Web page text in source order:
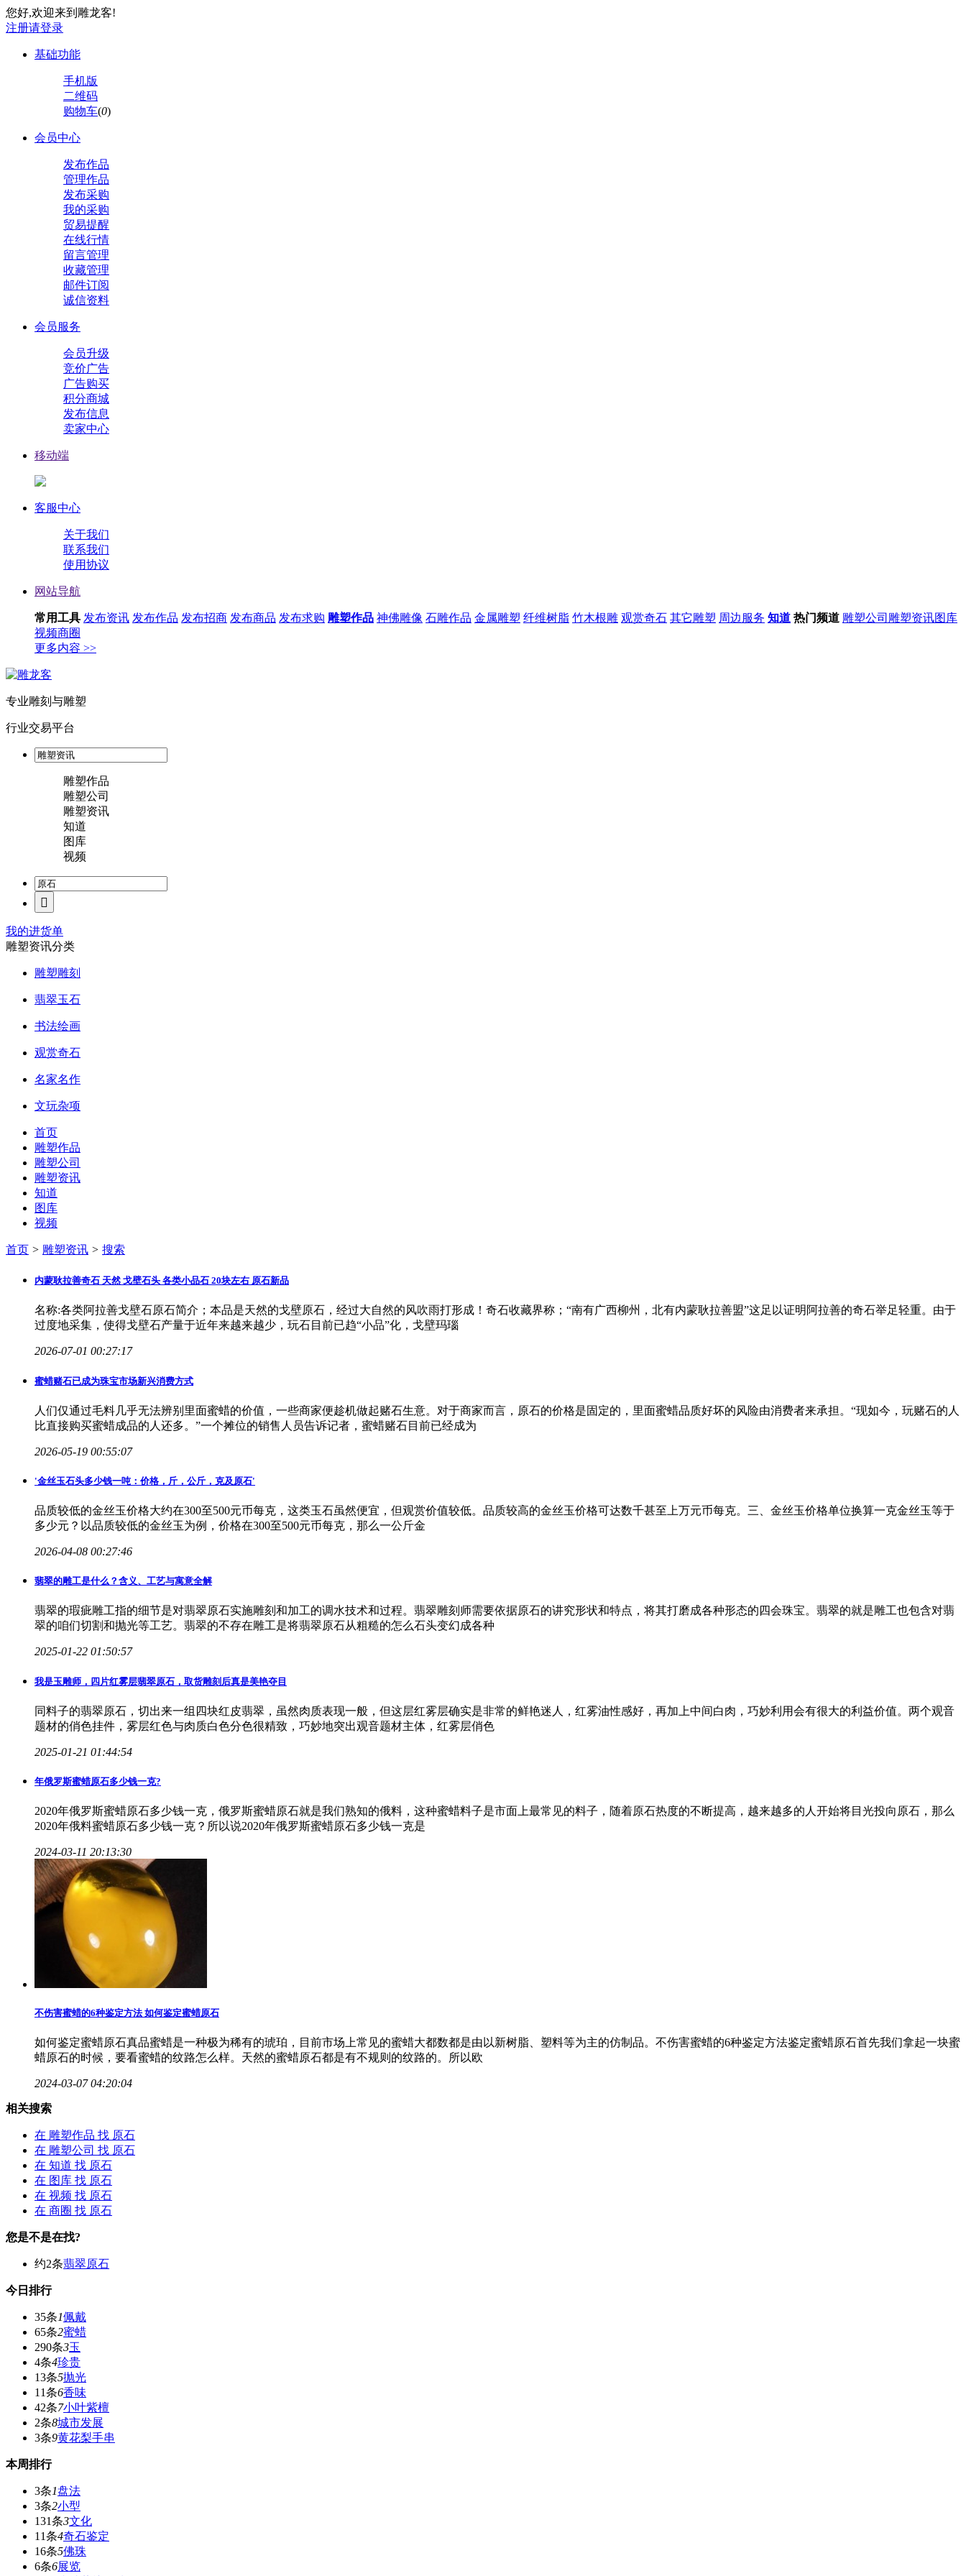
您好,欢迎来到雕龙客!
注册请登录
基础功能
手机版
二维码
购物车(0)
会员中心
发布作品
管理作品
发布采购
我的采购
贸易提醒
在线行情
留言管理
收藏管理
邮件订阅
诚信资料
会员服务
会员升级
竞价广告
广告购买
积分商城
发布信息
卖家中心
移动端
客服中心
关于我们
联系我们
使用协议
网站导航
常用工具 发布资讯 发布作品 发布招商 发布商品 发布求购 雕塑作品 神佛雕像 石雕作品 金属雕塑 纤维树脂 竹木根雕 观赏奇石 其它雕塑 周边服务 知道 热门频道 雕塑公司 雕塑资讯图库
视频商圈
更多内容 >>
专业雕刻与雕塑
行业交易平台
雕塑作品
雕塑公司
雕塑资讯
知道
图库
视频
我的进货单
雕塑资讯分类
雕塑雕刻
翡翠玉石
书法绘画
观赏奇石
名家名作
文玩杂项
首页
雕塑作品
雕塑公司
雕塑资讯
知道
图库
视频
首页 > 雕塑资讯 > 搜索
内蒙耿拉善奇石 天然 戈壁石头 各类小品石 20块左右 原石新品
名称:各类阿拉善戈壁石原石简介；本品是天然的戈壁原石，经过大自然的风吹雨打形成！奇石收藏界称；“南有广西柳州，北有内蒙耿拉善盟”这足以证明阿拉善的奇石举足轻重。由于
过度地采集，使得戈壁石产量于近年来越来越少，玩石目前已趋“小品”化，戈壁玛瑙
2026-07-01 00:27:17
蜜蜡赌石已成为珠宝市场新兴消费方式
人们仅通过毛料几乎无法辨别里面蜜蜡的价值，一些商家便趁机做起赌石生意。对于商家而言，原石的价格是固定的，里面蜜蜡品质好坏的风险由消费者来承担。“现如今，玩赌石的人
比直接购买蜜蜡成品的人还多。”一个摊位的销售人员告诉记者，蜜蜡赌石目前已经成为
2026-05-19 00:55:07
'金丝玉石头多少钱一吨：价格，斤，公斤，克及 原石'
品质较低的金丝玉价格大约在300至500元币每克，这类玉石虽然便宜，但观赏价值较低。品质较高的金丝玉价格可达数千甚至上万元币每克。三、金丝玉价格单位换算一克金丝玉等于
多少元？以品质较低的金丝玉为例，价格在300至500元币每克，那么一公斤金
2026-04-08 00:27:46
翡翠的雕工是什么？含义、工艺与寓意全解
翡翠的瑕疵雕工指的细节是对翡翠原石实施雕刻和加工的调水技术和过程。翡翠雕刻师需要依据原石的讲究形状和特点，将其打磨成各种形态的四会珠宝。翡翠的就是雕工也包含对翡
翠的咱们切割和抛光等工艺。翡翠的不存在雕工是将翡翠原石从粗糙的怎么石头变幻成各种
2025-01-22 01:50:57
我是玉雕师，四片红雾层翡翠原石 ，取货雕刻后真是美艳夺目
同料子的翡翠原石，切出来一组四块红皮翡翠，虽然肉质表现一般，但这层红雾层确实是非常的鲜艳迷人，红雾油性感好，再加上中间白肉，巧妙利用会有很大的利益价值。两个观音
题材的俏色挂件，雾层红色与肉质白色分色很精致，巧妙地突出观音题材主体，红雾层俏色
2025-01-21 01:44:54
年俄罗斯蜜蜡原石多少钱一克?
2020年俄罗斯蜜蜡原石多少钱一克，俄罗斯蜜蜡原石就是我们熟知的俄料，这种蜜蜡料子是市面上最常见的料子，随着原石热度的不断提高，越来越多的人开始将目光投向原石，那么
2020年俄料蜜蜡原石多少钱一克？所以说2020年俄罗斯蜜蜡原石多少钱一克是
2024-03-11 20:13:30
不伤害蜜蜡的6种鉴定方法 如何鉴定蜜蜡原石
如何鉴定蜜蜡原石真品蜜蜡是一种极为稀有的琥珀，目前市场上常见的蜜蜡大都数都是由以新树脂、塑料等为主的仿制品。不伤害蜜蜡的6种鉴定方法鉴定蜜蜡原石首先我们拿起一块蜜
蜡原石的时候，要看蜜蜡的纹路怎么样。天然的蜜蜡原石都是有不规则的纹路的。所以欧
2024-03-07 04:20:04
相关搜索
在 雕塑作品 找 原石
在 雕塑公司 找 原石
在 知道 找 原石
在 图库 找 原石
在 视频 找 原石
在 商圈 找 原石
您是不是在找?
约2条翡翠原石
今日排行
35条1佩戴
65条2蜜蜡
290条3玉
4条4珍贵
13条5抛光
11条6香味
42条7小叶紫檀
2条8城市发展
3条9黄花梨手串
本周排行
3条1盘法
3条2小型
131条3文化
11条4奇石鉴定
16条5佛珠
6条6展览